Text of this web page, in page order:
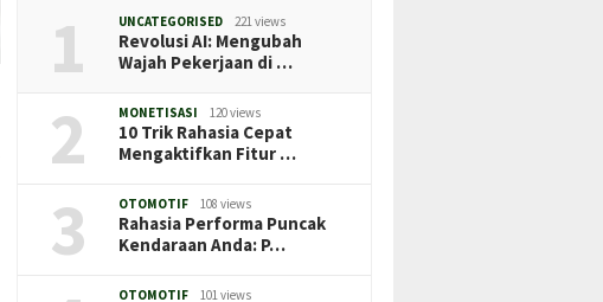
1 UNCATEGORISED 221 views
Revolusi AI: Mengubah
Wajah Pekerjaan di …
2 MONETISASI 120 views
10 Trik Rahasia Cepat
Mengaktifkan Fitur …
3 OTOMOTIF 108 views
Rahasia Performa Puncak
Kendaraan Anda: P…
OTOMOTIF 101 views